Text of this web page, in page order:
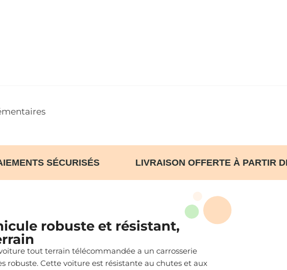
SÉCURISÉS LIVRAISON OFFERTE À
robuste et résistant,
tout terrain télécommandée a un carrosserie
robuste. Cette voiture est résistante au chutes et aux